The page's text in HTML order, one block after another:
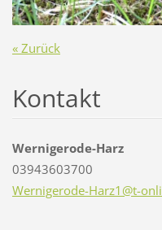
« Zurück
Kontakt
Wernigerode-Harz
03943603700
Wernigerode-Harz1@t-onli